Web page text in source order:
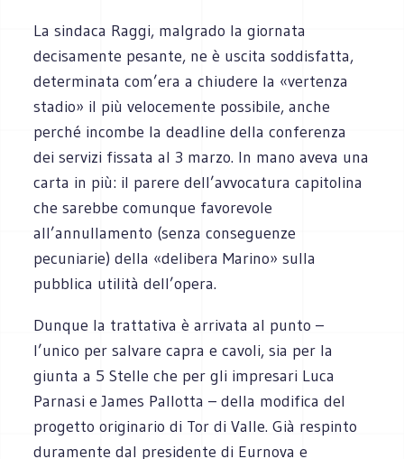
La sindaca Raggi, malgrado la giornata
decisamente pesante, ne è uscita soddisfatta,
determinata com’era a chiudere la «vertenza
stadio» il più velocemente possibile, anche
perché incombe la deadline della conferenza
dei servizi fissata al 3 marzo. In mano aveva una
carta in più: il parere dell’avvocatura capitolina
che sarebbe comunque favorevole
all’annullamento (senza conseguenze
pecuniarie) della «delibera Marino» sulla
pubblica utilità dell’opera.
Dunque la trattativa è arrivata al punto –
l’unico per salvare capra e cavoli, sia per la
giunta a 5 Stelle che per gli impresari Luca
Parnasi e James Pallotta – della modifica del
progetto originario di Tor di Valle. Già respinto
duramente dal presidente di Eurnova e